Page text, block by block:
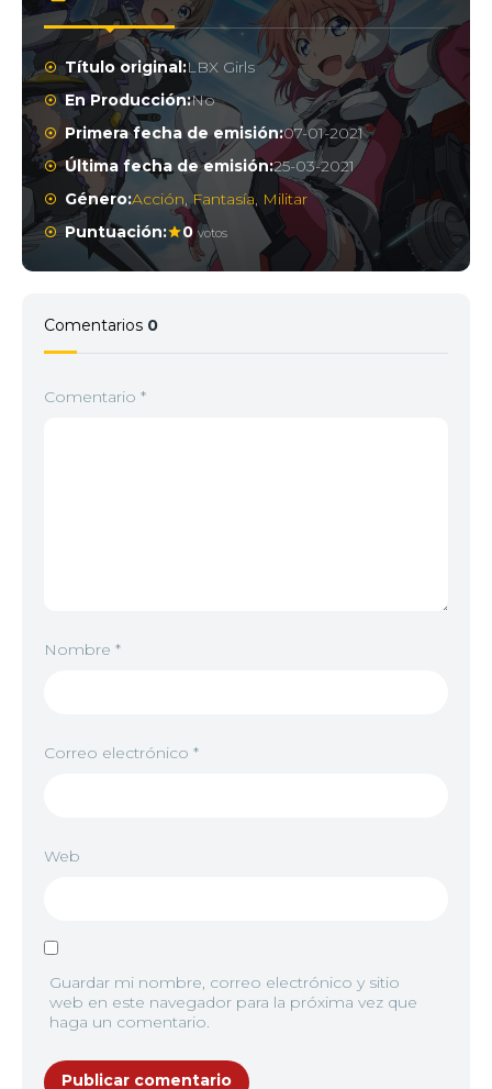
Título original:LBX Girls
En Producción:No
Primera fecha de emisión:07-01-2021
Última fecha de emisión:25-03-2021
Género:Acción,Fantasía, Militar
Puntuación:
0 votos
Comentarios 0
Comentario *
Nombre *
Correo electrónico *
Web
Guardar mi nombre, correo electrónico y sitio
web en este navegador para la próxima vez que
haga un comentario.